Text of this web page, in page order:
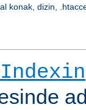
konak, dizin,